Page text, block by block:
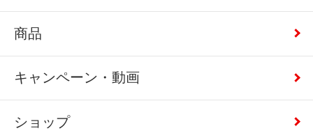
商品
キャンペーン・動画
ショップ